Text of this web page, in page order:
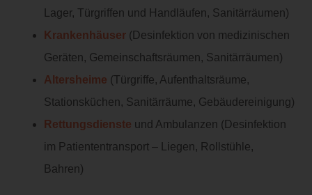
Lager, Türgriffen und Handläufen, Sanitärräumen)
Krankenhäuser(Desinfektion von medizinischen
Geräten, Gemeinschaftsräumen, Sanitärräumen)
Altersheime (Türgriffe, Aufenthaltsräume,
Stationsküchen, Sanitärräume, Gebäudereinigung)
Rettungsdienste und Ambulanzen (Desinfektion
im Patiententransport – Liegen, Rollstühle,
Bahren)